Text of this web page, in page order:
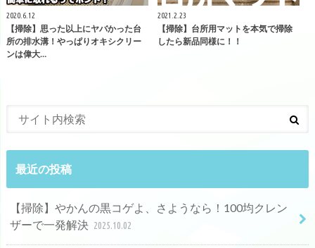
2020.6.12
【掃除】思った以上にヤバかった台
所の排水溝！やっぱりオキシクリー
ンは偉大…
2021.2.23
【掃除】台所用マットを本気で掃除
したら新品同様に！！
最近の投稿
【掃除】やかんの黒コゲよ、さようなら！100均クレン
ザーで一発解決 2025.10.02